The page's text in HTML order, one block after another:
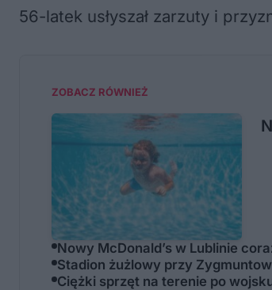
56-latek usłyszał zarzuty i
ZOBACZ RÓWNIEŻ
Nowy McDonald’s w Lublinie
Stadion żużlowy przy
Ciężki sprzęt na terenie po